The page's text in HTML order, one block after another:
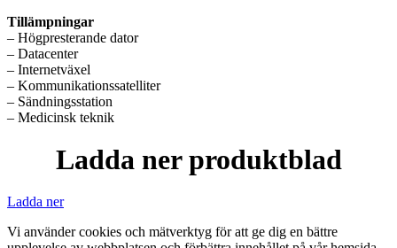
Tillämpningar
– Högpresterande dator
– Datacenter
– Internetväxel
– Kommunikationssatelliter
– Sändningsstation
– Medicinsk teknik
Ladda ner produktblad
Ladda ner
Vi använder cookies och mätverktyg för att ge dig en bättre